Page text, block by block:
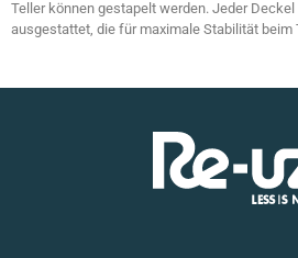
Teller können gestapelt werden. Jeder
ausgestattet, die für maximale Stabilität beim